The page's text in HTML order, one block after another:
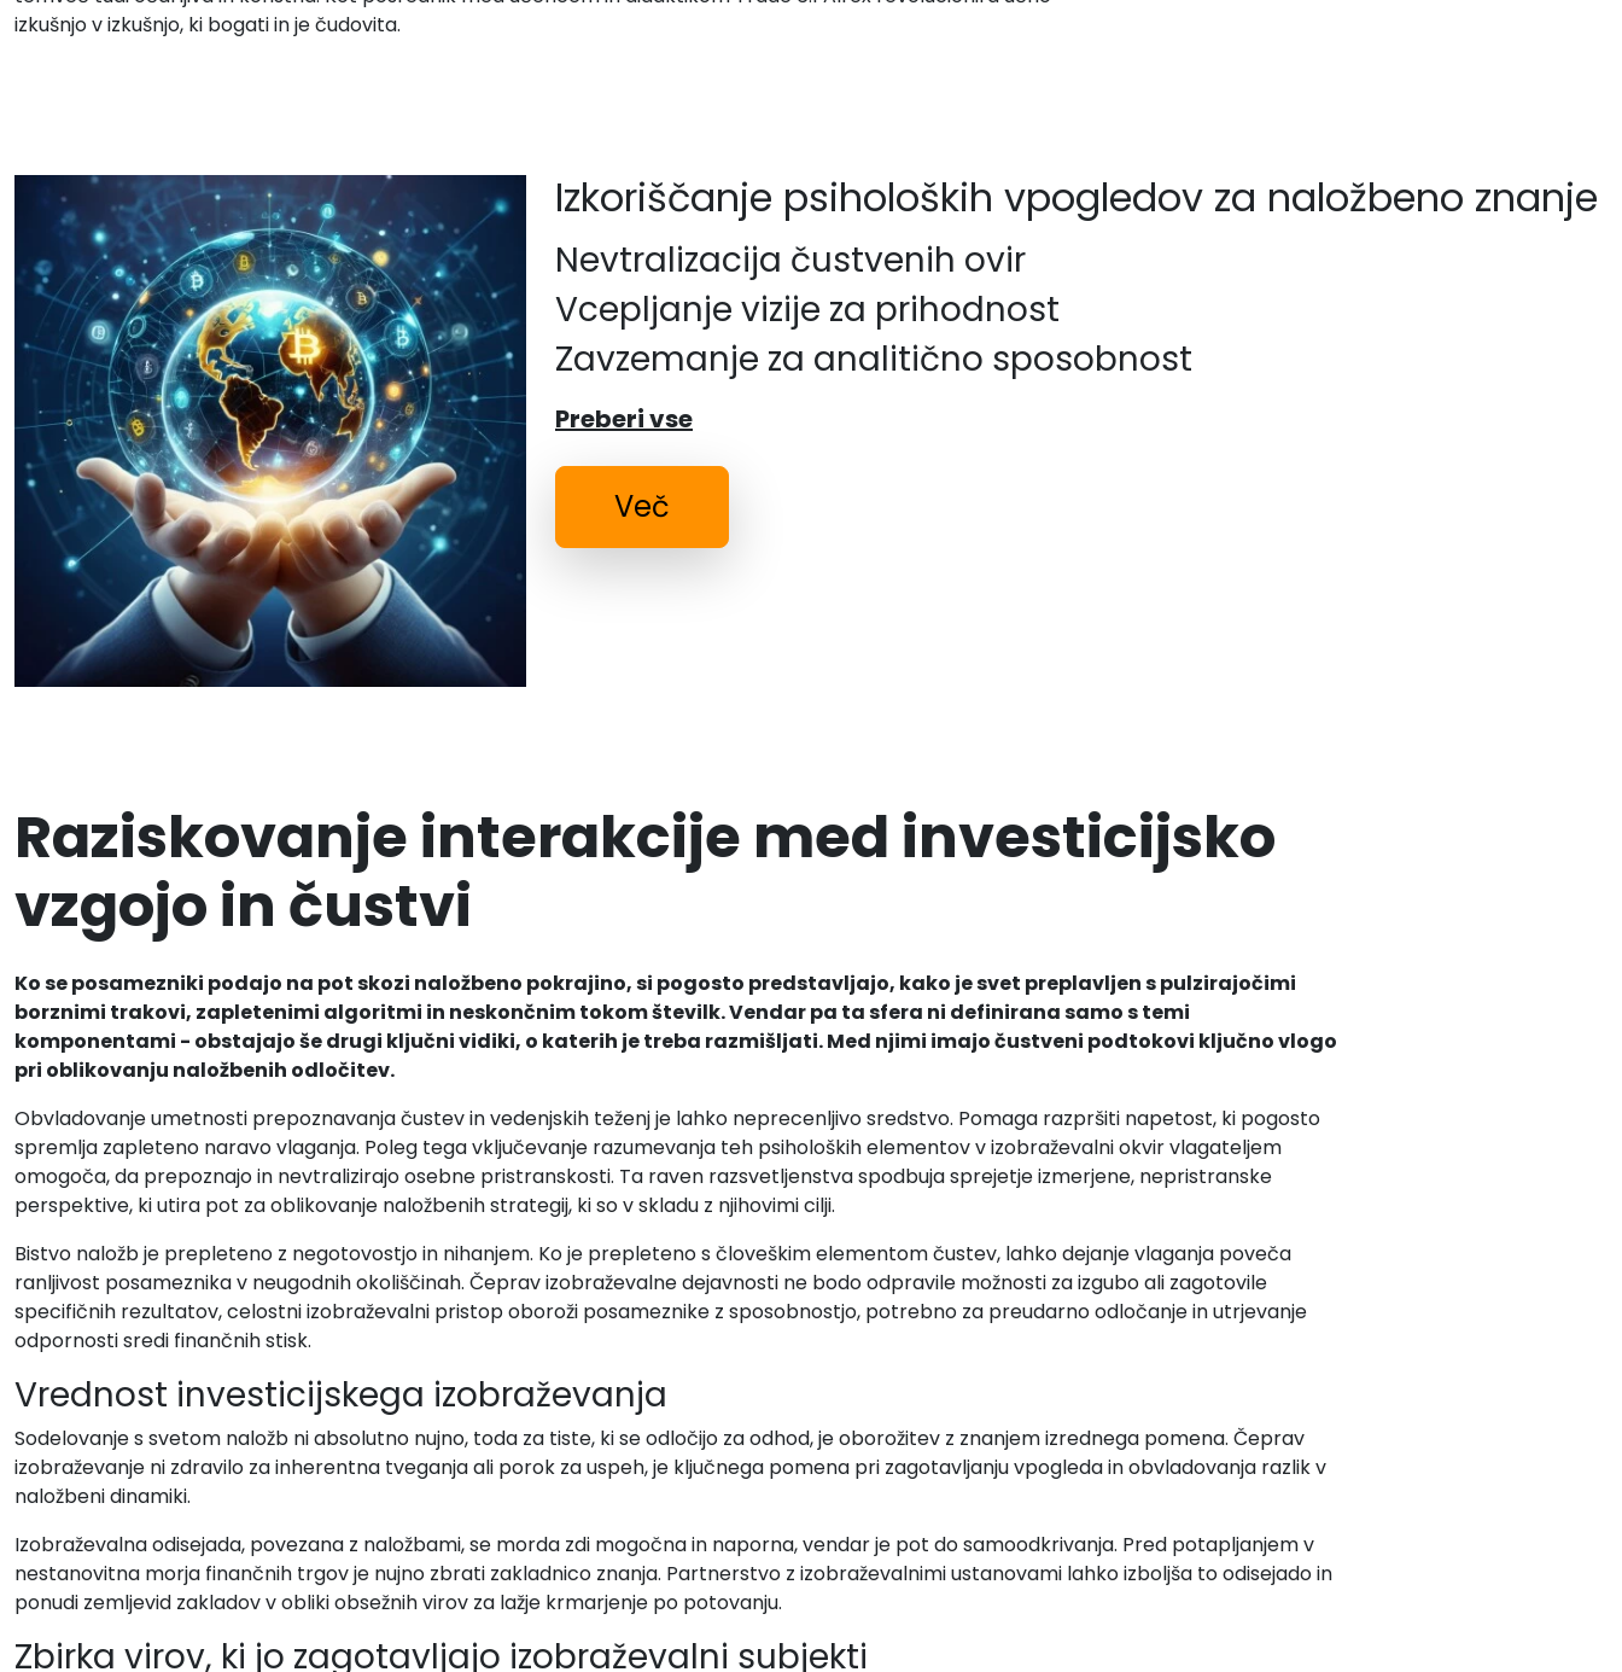
izkušnjo v izkušnjo, ki bogati in je čudovita.
Izkoriščanje psiholoških vpogledov za naložbeno znanje
Nevtralizacija čustvenih ovir
Vcepljanje vizije za prihodnost
Zavzemanje za analitično sposobnost
Preberi vse
Več
Raziskovanje interakcije med investicijsko
vzgojo in čustvi
Ko se posamezniki podajo na pot skozi naložbeno pokrajino, si pogosto predstavljajo, kako je svet preplavljen s pulzirajočimi
borznimi trakovi, zapletenimi algoritmi in neskončnim tokom številk. Vendar pa ta sfera ni definirana samo s temi
komponentami - obstajajo še drugi ključni vidiki, o katerih je treba razmišljati. Med njimi imajo čustveni podtokovi ključno vlogo
pri oblikovanju naložbenih odločitev.
Obvladovanje umetnosti prepoznavanja čustev in vedenjskih teženj je lahko neprecenljivo sredstvo. Pomaga razpršiti napetost, ki pogosto
spremlja zapleteno naravo vlaganja. Poleg tega vključevanje razumevanja teh psiholoških elementov v izobraževalni okvir vlagateljem
omogoča, da prepoznajo in nevtralizirajo osebne pristranskosti. Ta raven razsvetljenstva spodbuja sprejetje izmerjene, nepristranske
perspektive, ki utira pot za oblikovanje naložbenih strategij, ki so v skladu z njihovimi cilji.
Bistvo naložb je prepleteno z negotovostjo in nihanjem. Ko je prepleteno s človeškim elementom čustev, lahko dejanje vlaganja poveča
ranljivost posameznika v neugodnih okoliščinah. Čeprav izobraževalne dejavnosti ne bodo odpravile možnosti za izgubo ali zagotovile
specifičnih rezultatov, celostni izobraževalni pristop oboroži posameznike z sposobnostjo, potrebno za preudarno odločanje in utrjevanje
odpornosti sredi finančnih stisk.
Vrednost investicijskega izobraževanja
Sodelovanje s svetom naložb ni absolutno nujno, toda za tiste, ki se odločijo za odhod, je oborožitev z znanjem izrednega pomena. Čeprav
izobraževanje ni zdravilo za inherentna tveganja ali porok za uspeh, je ključnega pomena pri zagotavljanju vpogleda in obvladovanja razlik v
naložbeni dinamiki.
Izobraževalna odisejada, povezana z naložbami, se morda zdi mogočna in naporna, vendar je pot do samoodkrivanja. Pred potapljanjem v
nestanovitna morja finančnih trgov je nujno zbrati zakladnico znanja. Partnerstvo z izobraževalnimi ustanovami lahko izboljša to odisejado in
ponudi zemljevid zakladov v obliki obsežnih virov za lažje krmarjenje po potovanju.
Zbirka virov, ki jo zagotavljajo izobraževalni subjekti